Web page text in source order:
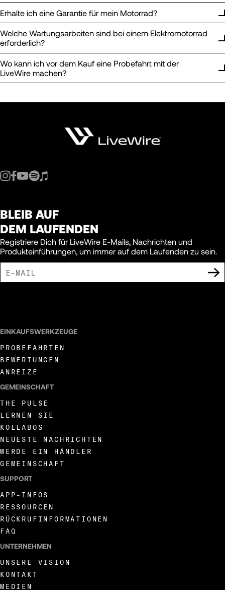
Erhalte ich eine Garantie für mein Motorrad?
Welche Wartungsarbeiten sind bei einem Elektromotorrad
erforderlich?
Wo kann ich vor dem Kauf eine Probefahrt mit der
LiveWire machen?
BLEIB AUF
DEM LAUFENDEN
Registriere Dich für LiveWire E-Mails, Nachrichten und
Produkteinführungen, um immer auf dem Laufenden zu sein.
EINKAUFSWERKZEUGE
PROBEFAHRTEN
BEWERTUNGEN
ANREIZE
GEMEINSCHAFT
THE PULSE
LERNEN SIE
KOLLABOS
NEUESTE NACHRICHTEN
WERDE EIN HÄNDLER
GEMEINSCHAFT
SUPPORT
APP-INFOS
RESSOURCEN
RÜCKRUFINFORMATIONEN
FAQ
UNTERNEHMEN
UNSERE VISION
KONTAKT
MEDIEN